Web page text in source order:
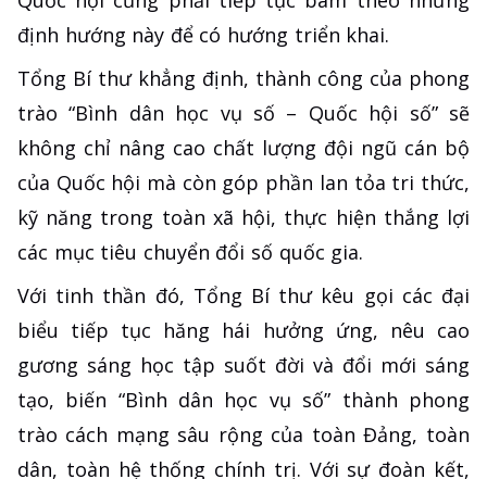
định hướng này để có hướng triển khai.
Tổng Bí thư khẳng định, thành công của phong
trào “Bình dân học vụ số – Quốc hội số” sẽ
không chỉ nâng cao chất lượng đội ngũ cán bộ
của Quốc hội mà còn góp phần lan tỏa tri thức,
kỹ năng trong toàn xã hội, thực hiện thắng lợi
các mục tiêu chuyển đổi số quốc gia.
Với tinh thần đó, Tổng Bí thư kêu gọi các đại
biểu tiếp tục hăng hái hưởng ứng, nêu cao
gương sáng học tập suốt đời và đổi mới sáng
tạo, biến “Bình dân học vụ số” thành phong
trào cách mạng sâu rộng của toàn Đảng, toàn
dân, toàn hệ thống chính trị. Với sự đoàn kết,